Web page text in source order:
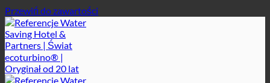
Przewiń do zawartości